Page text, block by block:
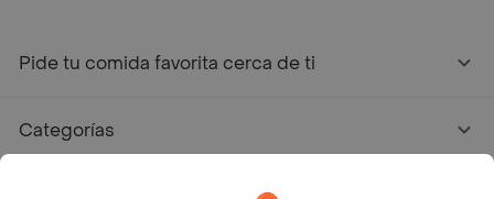
Pide tu comida favorita cerca de ti
Categorías